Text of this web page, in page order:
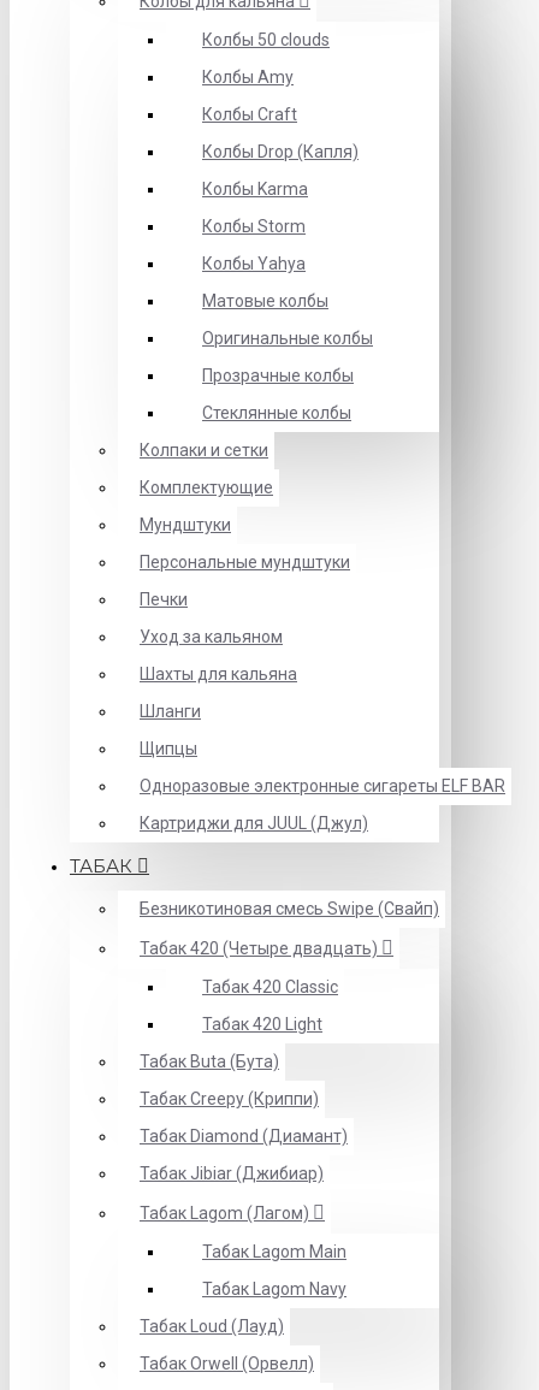
Колбы 50 clouds
Колбы Amy
Колбы Craft
Колбы Drop (Капля)
Колбы Karma
Колбы Storm
Колбы Yahya
Матовые колбы
Оригинальные колбы
Прозрачные колбы
Стеклянные колбы
Колпаки и сетки
Комплектующие
Мундштуки
Персональные мундштуки
Печки
Уход за кальяном
Шахты для кальяна
Шланги
Щипцы
Одноразовые электронные сигареты ELF BAR
Картриджи для JUUL (Джул)
ТАБАК
Безникотиновая смесь Swipe (Свайп)
Табак 420 (Четыре двадцать)
Табак 420 Classic
Табак 420 Light
Табак Buta (Бута)
Табак Creepy (Криппи)
Табак Diamond (Диамант)
Табак Jibiar (Джибиар)
Табак Lagom (Лагом)
Табак Lagom Main
Табак Lagom Navy
Табак Loud (Лауд)
Табак Orwell (Орвелл)